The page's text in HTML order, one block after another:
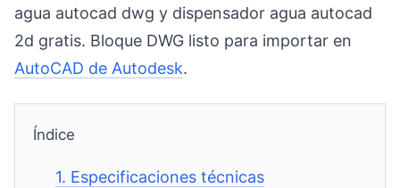
agua autocad dwg y dispensador agua autocad
2d gratis. Bloque DWG listo para importar en
AutoCAD de Autodesk.
Índice
1. Especificaciones técnicas